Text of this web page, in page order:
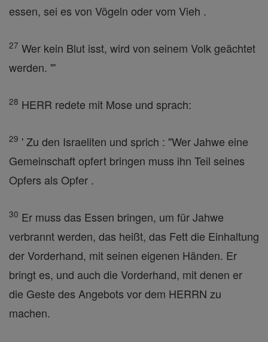
essen, sei es von Vögeln oder vom Vieh .
27 Wer kein Blut isst, wird von seinem Volk geächtet
werden. "'
28 HERR redete mit Mose und sprach:
29 ' Zu den Israeliten und sprich : "Wer Jahwe eine
Gemeinschaft opfert bringen muss ihn Teil seines
Opfers als Opfer .
30 Er muss das Essen bringen, um für Jahwe
verbrannt werden, das heißt, das Fett die Einhaltung
der Vorderhand, mit seinen eigenen Händen. Er
bringt es, und auch die Vorderhand, mit denen er
die Geste des Angebots vor dem HERRN zu
machen.